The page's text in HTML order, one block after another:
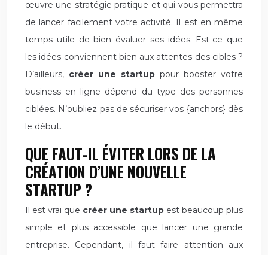
œuvre une stratégie pratique et qui vous permettra
de lancer facilement votre activité. Il est en même
temps utile de bien évaluer ses idées. Est-ce que
les idées conviennent bien aux attentes des cibles ?
D’ailleurs, créer une startup pour booster votre
business en ligne dépend du type des personnes
ciblées. N’oubliez pas de sécuriser vos {anchors} dès
le début.
QUE FAUT-IL ÉVITER LORS DE LA
CRÉATION D’UNE NOUVELLE
STARTUP ?
Il est vrai que créer une startup est beaucoup plus
simple et plus accessible que lancer une grande
entreprise. Cependant, il faut faire attention aux